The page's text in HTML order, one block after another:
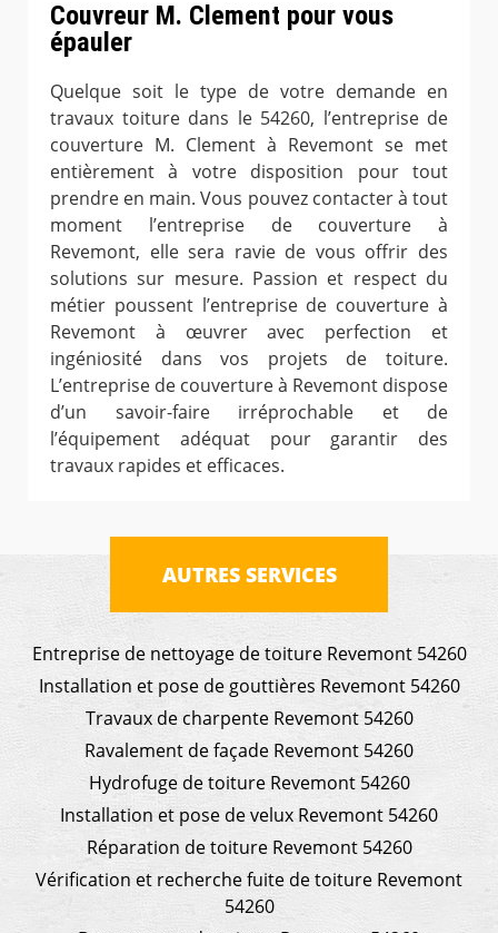
Couvreur M. Clement pour vous
épauler
Quelque soit le type de votre demande en
travaux toiture dans le 54260, l’entreprise de
couverture M. Clement à Revemont se met
entièrement à votre disposition pour tout
prendre en main. Vous pouvez contacter à tout
moment l’entreprise de couverture à
Revemont, elle sera ravie de vous offrir des
solutions sur mesure. Passion et respect du
métier poussent l’entreprise de couverture à
Revemont à œuvrer avec perfection et
ingéniosité dans vos projets de toiture.
L’entreprise de couverture à Revemont dispose
d’un savoir-faire irréprochable et de
l’équipement adéquat pour garantir des
travaux rapides et efficaces.
AUTRES SERVICES
Entreprise de nettoyage de toiture Revemont 54260
Installation et pose de gouttières Revemont 54260
Travaux de charpente Revemont 54260
Ravalement de façade Revemont 54260
Hydrofuge de toiture Revemont 54260
Installation et pose de velux Revemont 54260
Réparation de toiture Revemont 54260
Vérification et recherche fuite de toiture Revemont
54260